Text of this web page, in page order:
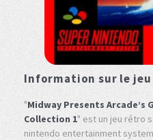
Information sur le jeu
"Midway Presents Arcade’s
Collection 1" est un jeu rétro
nintendo entertainment